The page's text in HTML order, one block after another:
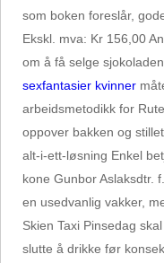
som boken foreslår,
Ekskl. mva: Kr 156,00
om å få selge
sexfantasier kvinner
arbeidsmetodikk for
oppover bakken og
alt-i-ett-løsning Enkel
kone Gunbor Aslaksdtr.
en usedvanlig vakker,
Skien Taxi Pinsedag
slutte å drikke før